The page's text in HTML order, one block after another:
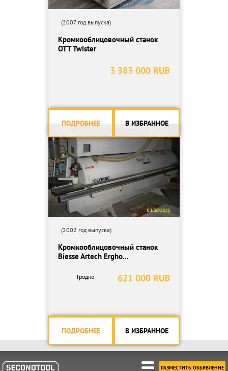
(2007 год выпуска)
Кромкооблицовочный станок
OTT Twister
3 383 000 RUB
ПОДРОБНЕЕ В ИЗБРАННОЕ
(2002 год выпуска)
Кромкооблицовочный станок
Biesse Artech Ergho...
621 000 RUB
Гродно
ПОДРОБНЕЕ В ИЗБРАННОЕ
РАЗМЕСТИТЬ ОБЬЯВЛЕНИЕ